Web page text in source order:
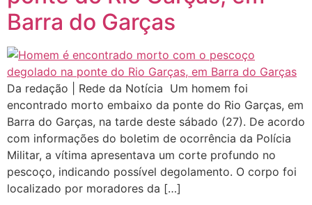
Barra do Garças
Da redação | Rede da Notícia Um homem foi
encontrado morto embaixo da ponte do Rio Garças, em
Barra do Garças, na tarde deste sábado (27). De acordo
com informações do boletim de ocorrência da Polícia
Militar, a vítima apresentava um corte profundo no
pescoço, indicando possível degolamento. O corpo foi
localizado por moradores da […]